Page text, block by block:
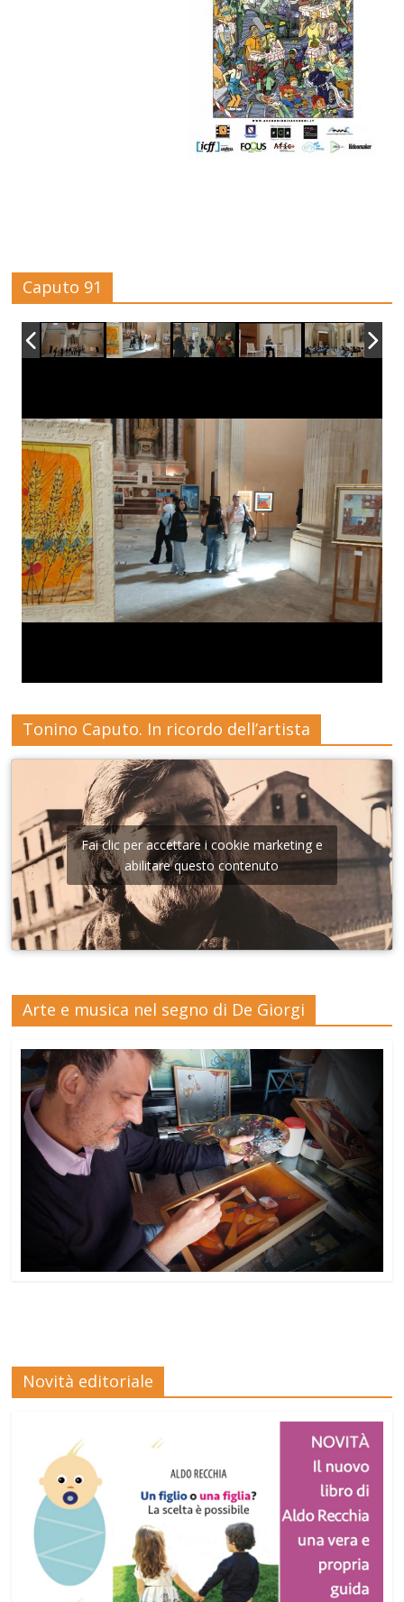
Caputo 91
Tonino Caputo. In ricordo dell’artista
Fai clic per accettare i cookie marketing e
abilitare questo contenuto
Arte e musica nel segno di De Giorgi
Novità editoriale